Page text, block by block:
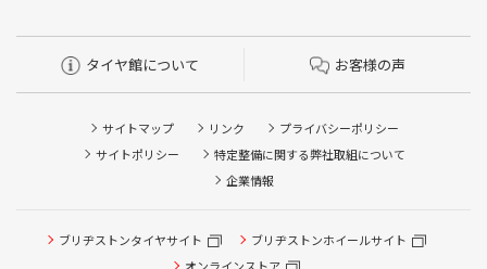
タイヤ館について お客様の声
サイトマップ リンク
プライバシーポリシー
サイトポリシー
特定整備に関する弊社取組について
企業情報
ブリヂストンタイヤサイト
ブリヂストンホイールサイト
オンラインストア
タイヤ点検・安全点検/タイヤ履き替え/オイル交換/その他
ピット作業の予約